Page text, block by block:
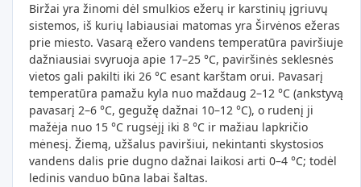
Biržai yra žinomi dėl smulkios ežerų ir karstinių įgriuvų
sistemos, iš kurių labiausiai matomas yra Širvėnos ežeras
prie miesto. Vasarą ežero vandens temperatūra paviršiuje
dažniausiai svyruoja apie 17–25 °C, paviršinės seklesnės
vietos gali pakilti iki 26 °C esant karštam orui. Pavasarį
temperatūra pamažu kyla nuo maždaug 2–12 °C (ankstyvą
pavasarį 2–6 °C, gegužę dažnai 10–12 °C), o rudenį ji
mažėja nuo 15 °C rugsėjį iki 8 °C ir mažiau lapkričio
mėnesį. Žiemą, užšalus paviršiui, nekintanti skystosios
vandens dalis prie dugno dažnai laikosi arti 0–4 °C; todėl
ledinis vanduo būna labai šaltas.